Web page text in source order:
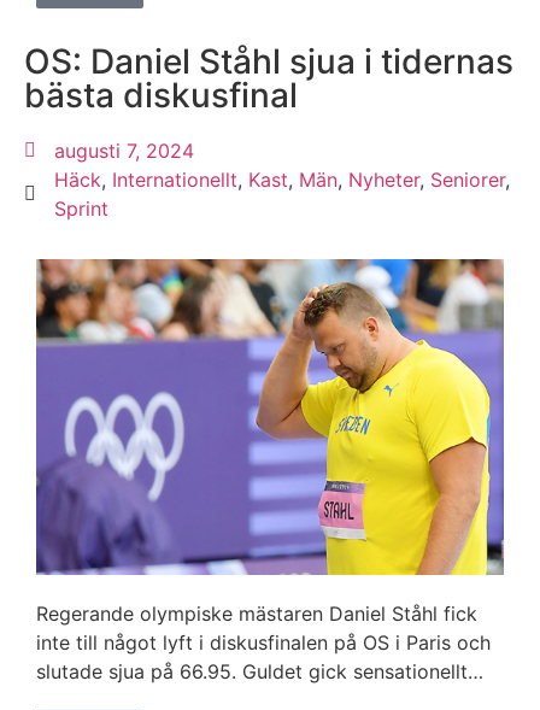
OS: Daniel Ståhl sjua i tidernas
bästa diskusfinal
augusti 7, 2024
Häck, Internationellt, Kast, Män, Nyheter, Seniorer,
Sprint
Regerande olympiske mästaren Daniel Ståhl fick
inte till något lyft i diskusfinalen på OS i Paris och
slutade sjua på 66.95. Guldet gick sensationellt…